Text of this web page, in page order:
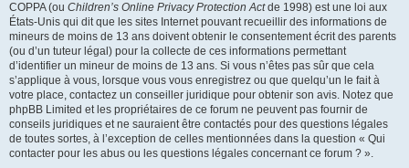
COPPA (ou Children’s Online Privacy Protection Actde 1998) est une loi aux
États-Unis qui dit que les sites Internet pouvant recueillir des informations de
mineurs de moins de 13 ans doivent obtenir le consentement écrit des parents
(ou d’un tuteur légal) pour la collecte de ces informations permettant
d’identifier un mineur de moins de 13 ans. Si vous n’êtes pas sûr que cela
s’applique à vous, lorsque vous vous enregistrez ou que quelqu’un le fait à
votre place, contactez un conseiller juridique pour obtenir son avis. Notez que
phpBB Limited et les propriétaires de ce forum ne peuvent pas fournir de
conseils juridiques et ne sauraient être contactés pour des questions légales
de toutes sortes, à l’exception de celles mentionnées dans la question « Qui
contacter pour les abus ou les questions légales concernant ce forum ? ».